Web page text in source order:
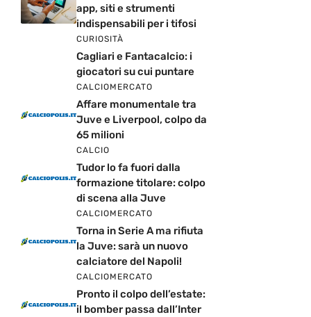
app, siti e strumenti
indispensabili per i tifosi
CURIOSITÀ
Cagliari e Fantacalcio: i
giocatori su cui puntare
CALCIOMERCATO
Affare monumentale tra
Juve e Liverpool, colpo da
65 milioni
CALCIO
Tudor lo fa fuori dalla
formazione titolare: colpo
di scena alla Juve
CALCIOMERCATO
Torna in Serie A ma rifiuta
la Juve: sarà un nuovo
calciatore del Napoli!
CALCIOMERCATO
Pronto il colpo dell’estate:
il bomber passa dall’Inter